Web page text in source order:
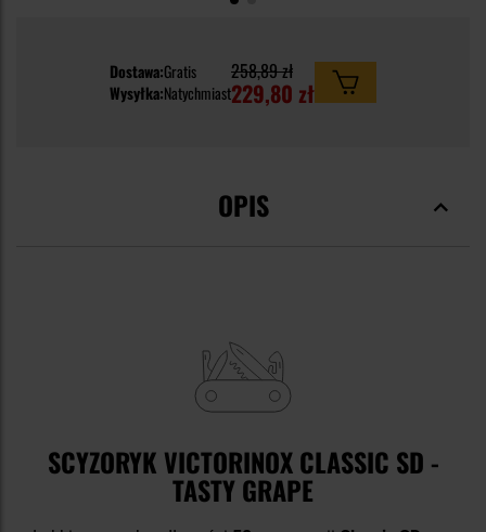
Dostawa:Gratis
Wysyłka:Natychmiast
258,89 zł
229,80 zł
OPIS
SCYZORYK VICTORINOX CLASSIC SD -
TASTY GRAPE